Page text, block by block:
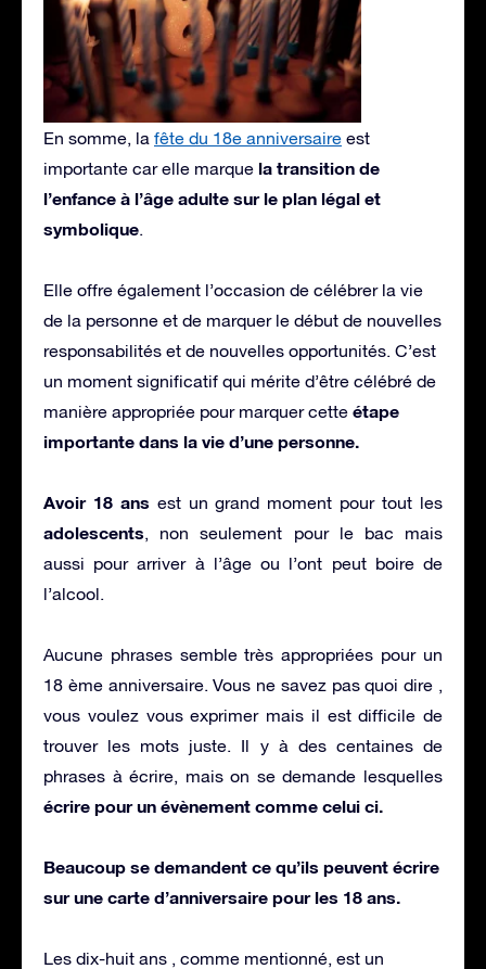
En somme, la fête du 18e anniversaire est
importante car elle marque la transition de
l’enfance à l’âge adulte sur le plan légal et
symbolique.
Elle offre également l’occasion de célébrer la vie
de la personne et de marquer le début de nouvelles
responsabilités et de nouvelles opportunités. C’est
un moment significatif qui mérite d’être célébré de
manière appropriée pour marquer cette étape
importante dans la vie d’une personne.
Avoir 18 ans est un grand moment pour tout les
adolescents, non seulement pour le bac mais
aussi pour arriver à l’âge ou l’ont peut boire de
l’alcool.
Aucune phrases semble très appropriées pour un
18 ème anniversaire. Vous ne savez pas quoi dire ,
vous voulez vous exprimer mais il est difficile de
trouver les mots juste. Il y à des centaines de
phrases à écrire, mais on se demande lesquelles
écrire pour un évènement comme celui ci.
Beaucoup se demandent ce qu’ils peuvent écrire
sur une carte d’anniversaire pour les 18 ans.
Les dix-huit ans , comme mentionné, est un